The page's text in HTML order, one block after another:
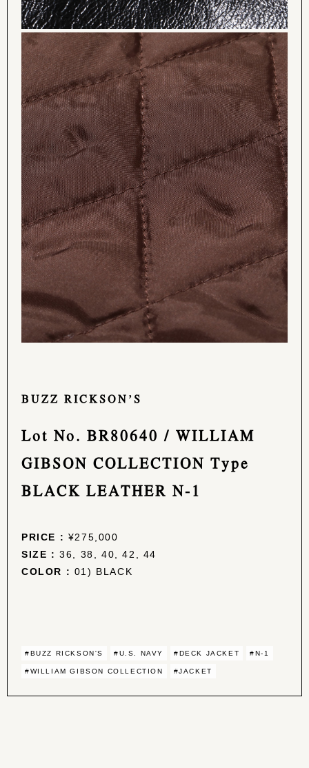
BUZZ RICKSON’S
Lot No. BR80640 / WILLIAM
GIBSON COLLECTION Type
BLACK LEATHER N-1
PRICE : ¥275,000
SIZE : 36, 38, 40, 42, 44
COLOR : 01) BLACK
#BUZZ RICKSON'S #U.S. NAVY #DECK JACKET #N-1
#WILLIAM GIBSON COLLECTION #JACKET